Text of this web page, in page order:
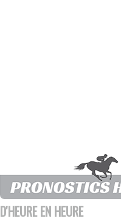
D'HEURE EN HEURE